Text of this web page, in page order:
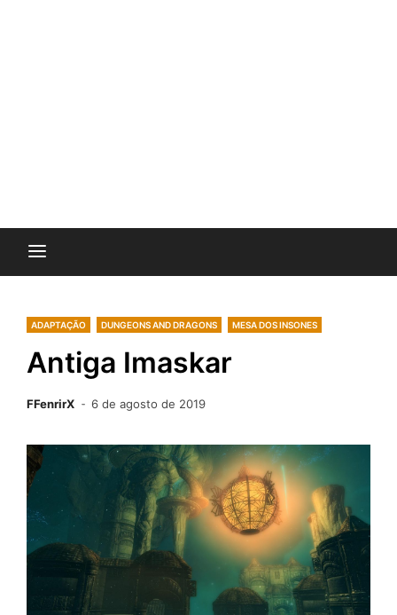
ADAPTAÇÃO DUNGEONS AND DRAGONS MESA DOS INSONES
Antiga Imaskar
FFenrirX 6 de agosto de 2019